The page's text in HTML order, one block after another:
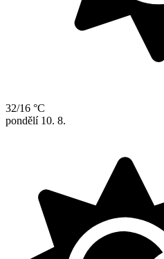
32/16 °C
pondělí 10. 8.